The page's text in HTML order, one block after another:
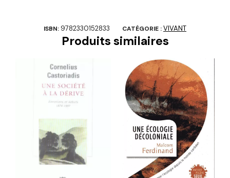
ISBN: 9782330152833 CATÉGORIE :VIVANT
Produits similaires